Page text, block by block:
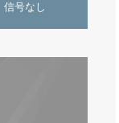
信号なし